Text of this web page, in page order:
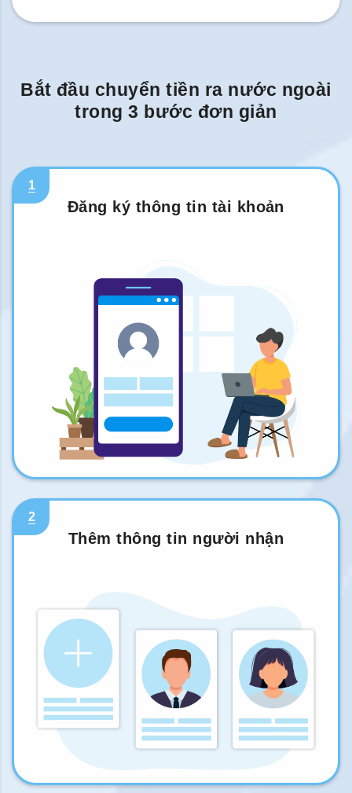
Bắt đầu chuyển tiền ra nước ngoài
trong 3 bước đơn giản
1
Đăng ký thông tin tài khoản
2
Thêm thông tin người nhận